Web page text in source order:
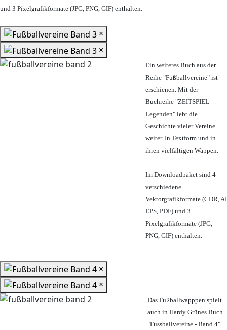
und 3 Pixelgrafikformate (JPG, PNG, GIF) enthalten.
×
×
Ein weiteres Buch aus der
Reihe "Fußballvereine" ist
erschienen. Mit der
Buchreihe "ZEITSPIEL-
Legenden" lebt die
Geschichte vieler Vereine
weiter. In Textform und in
ihren vielfältigen Wappen.
Im Downloadpaket sind 4
verschiedene
Vektorgrafikformate (CDR, AI
EPS, PDF) und 3
Pixelgrafikformate (JPG,
PNG, GIF) enthalten.
×
×
Das Fußballwapppen spielt
auch in Hardy Grünes Buch
"Fussballvereine - Band 4"